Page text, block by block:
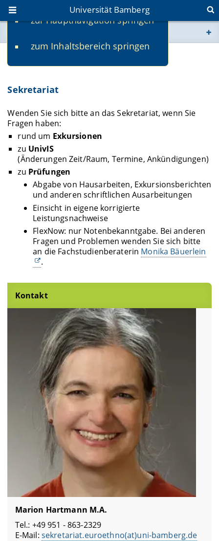
zur Hauptnavigation springen
zum Inhaltsbereich springen
Universität Bamberg
www.uni-bamberg.de
Marion Hartmann M.A.
Sekretariat
Wenden Sie sich bitte an das Sekretariat, wenn Sie
Fragen haben:
rund um Exkursionen
zu UnivIS
(Änderungen Zeit/Raum, Termine, Ankündigungen)
zu Prüfungen
Abgabe von Hausarbeiten, Exkursionsberichten
und anderen schriftlichen Ausarbeitungen
Einsicht in eigene korrigierte
Leistungsnachweise
FlexNow: nur Notenbekanntgabe. Bei anderen
Fragen und Problemen wenden Sie sich bitte
an die Fachstudienberaterin Monika Bäuerlein
.
Kontakt
Marion Hartmann M.A.
Tel.: +49 951 - 863-2329
E-Mail: sekretariat.euroethno(at)uni-bamberg.de